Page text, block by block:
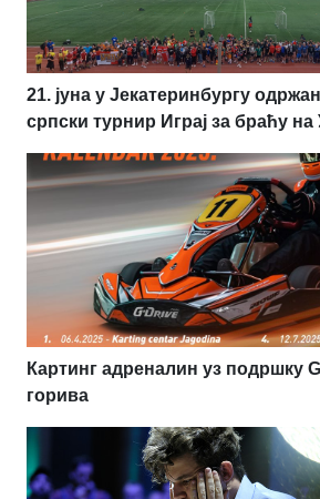
21. јуна у Јекатеринбургу
српски турнир Играј за браћу на
Картинг адреналин уз подршку
горива